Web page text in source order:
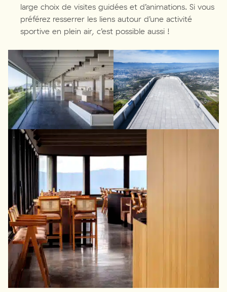
large choix de visites guidées et d’animations. Si vous
préférez resserrer les liens autour d’une activité
sportive en plein air, c’est possible aussi !